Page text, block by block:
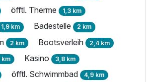
öfftl. Therme 1,3 km
1,9 km Badestelle 2 km
2 km Bootsverleih 2,4 km
km Kasino 3,8 km
öfftl. Schwimmbad 4,9 km